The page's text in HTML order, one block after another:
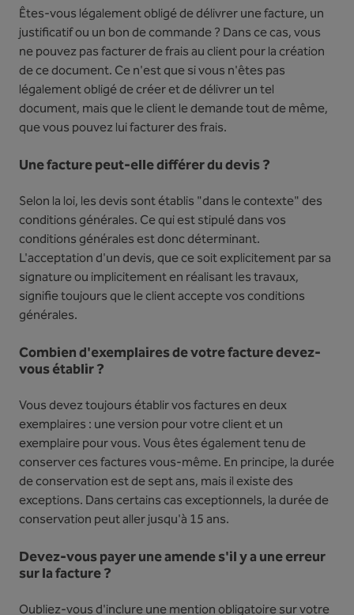
Êtes-vous légalement obligé de délivrer une facture, un
justificatif ou un bon de commande ? Dans ce cas, vous
ne pouvez pas facturer de frais au client pour la création
de ce document. Ce n'est que si vous n'êtes pas
légalement obligé de créer et de délivrer un tel
document, mais que le client le demande tout de même,
que vous pouvez lui facturer des frais.
Une facture peut-elle différer du devis ?
Selon la loi, les devis sont établis "dans le contexte" des
conditions générales. Ce qui est stipulé dans vos
conditions générales est donc déterminant.
L'acceptation d'un devis, que ce soit explicitement par sa
signature ou implicitement en réalisant les travaux,
signifie toujours que le client accepte vos conditions
générales.
Combien d'exemplaires de votre facture devez-
vous établir ?
Vous devez toujours établir vos factures en deux
exemplaires : une version pour votre client et un
exemplaire pour vous. Vous êtes également tenu de
conserver ces factures vous-même. En principe, la durée
de conservation est de sept ans, mais il existe des
exceptions. Dans certains cas exceptionnels, la durée de
conservation peut aller jusqu'à 15 ans.
Devez-vous payer une amende s'il y a une erreur
sur la facture ?
Oubliez-vous d'inclure une mention obligatoire sur votre